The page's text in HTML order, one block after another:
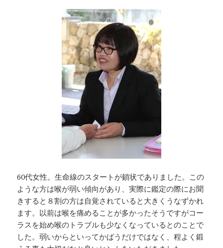
60代女性。生命線のスタートが鎖状でありました。この
ような方は喉が弱い傾向があり、実際に鑑定の際にお聞
きすると８割の方は自覚されていると大きくうなずかれ
ます。以前は喉を痛めることが多かったそうですがコー
ラスを始め喉のトラブルも少なくなっているとのことで
した。弱いからといってかばうだけではなく、程よく鍛